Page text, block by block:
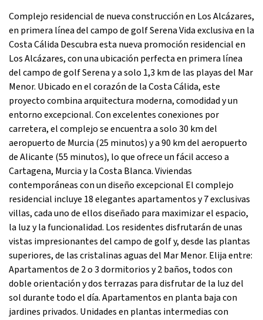
Complejo residencial de nueva construcción en Los Alcázares,
en primera línea del campo de golf Serena Vida exclusiva en la
Costa Cálida Descubra esta nueva promoción residencial en
Los Alcázares, con una ubicación perfecta en primera línea
del campo de golf Serena y a solo 1,3 km de las playas del Mar
Menor. Ubicado en el corazón de la Costa Cálida, este
proyecto combina arquitectura moderna, comodidad y un
entorno excepcional. Con excelentes conexiones por
carretera, el complejo se encuentra a solo 30 km del
aeropuerto de Murcia (25 minutos) y a 90 km del aeropuerto
de Alicante (55 minutos), lo que ofrece un fácil acceso a
Cartagena, Murcia y la Costa Blanca. Viviendas
contemporáneas con un diseño excepcional El complejo
residencial incluye 18 elegantes apartamentos y 7 exclusivas
villas, cada uno de ellos diseñado para maximizar el espacio,
la luz y la funcionalidad. Los residentes disfrutarán de unas
vistas impresionantes del campo de golf y, desde las plantas
superiores, de las cristalinas aguas del Mar Menor. Elija entre:
Apartamentos de 2 o 3 dormitorios y 2 baños, todos con
doble orientación y dos terrazas para disfrutar de la luz del
sol durante todo el día. Apartamentos en planta baja con
jardines privados. Unidades en plantas intermedias con